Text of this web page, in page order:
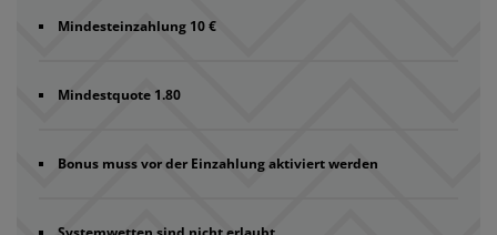
Mindesteinzahlung 10 €
Mindestquote 1.80
Bonus muss vor der Einzahlung aktiviert werden